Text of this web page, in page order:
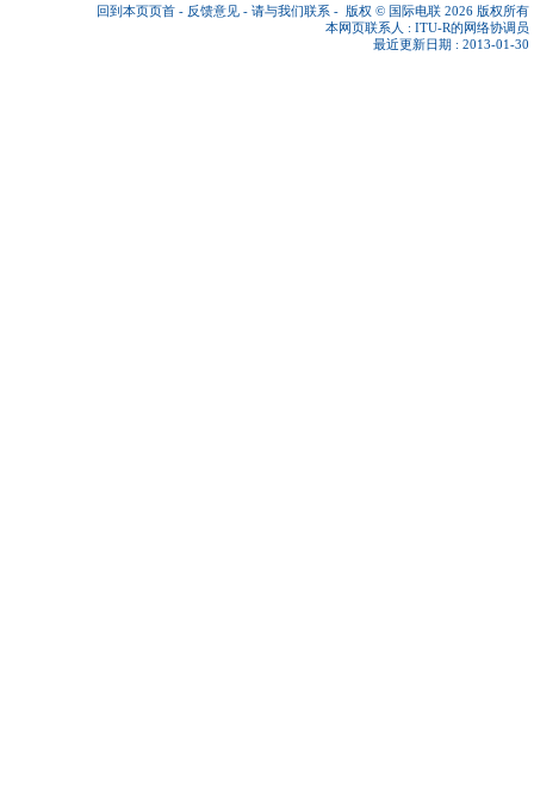
回到本页页首 - 反馈意见 - 请与我们联系 - 版权 © 国际电联 2026 版权所有
本网页联系人 : ITU-R的网络协调员
最近更新日期 : 2013-01-30